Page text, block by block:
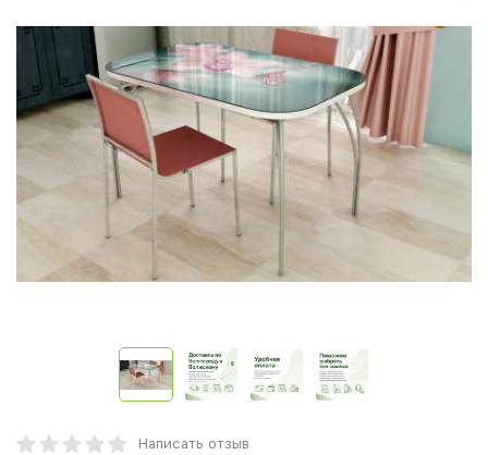
Написать отзыв